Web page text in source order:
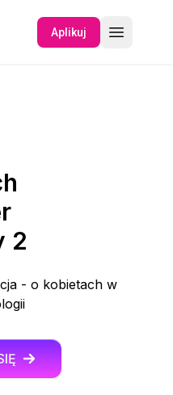
Aplikuj
2
- o kobietach w